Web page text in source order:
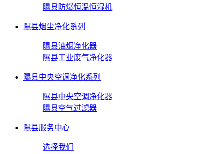
隰县防爆恒温恒湿机
隰县烟尘净化系列
隰县油烟净化器
隰县工业废气净化器
隰县中央空调净化系列
隰县中央空调净化器
隰县空气过滤器
隰县服务中心
选择我们